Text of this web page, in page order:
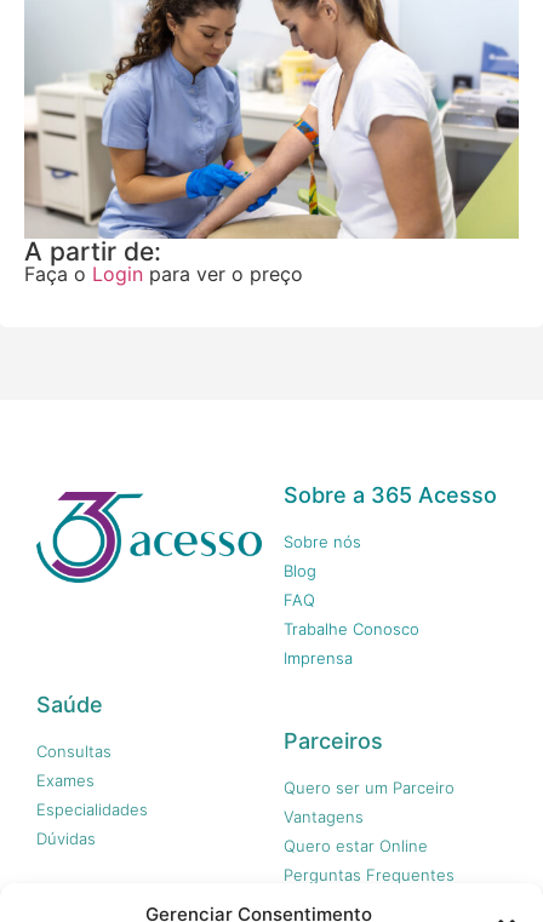
Gerenciar Consentimento
A partir de:
Faça o Login para ver o preço
Sobre a 365 Acesso
Sobre nós
Blog
FAQ
Trabalhe Conosco
Imprensa
Saúde
Consultas
Exames
Especialidades
Dúvidas
Parceiros
Quero ser um Parceiro
Vantagens
Quero estar Online
Perguntas Frequentes